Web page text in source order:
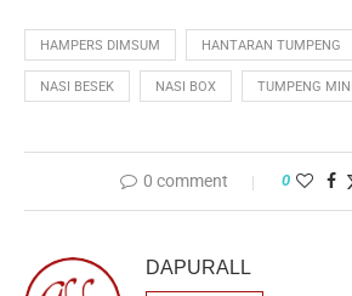
HAMPERS DIMSUM HANTARAN TUMPENG
NASI BESEK NASI BOX TUMPENG MINI
0 comment 0
DAPURALL